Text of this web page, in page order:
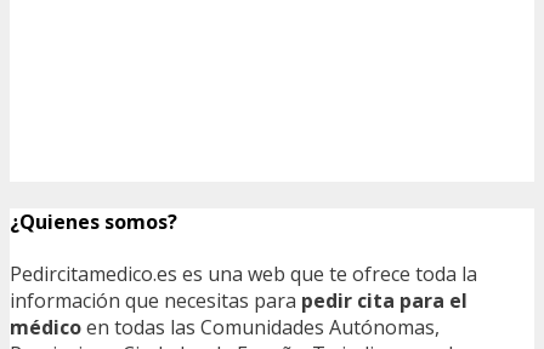
¿Quienes somos?
Pedircitamedico.es es una web que te ofrece toda la
información que necesitas para pedir cita para el
médicoen todas las Comunidades Autónomas,